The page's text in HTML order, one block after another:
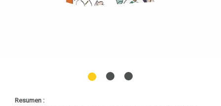
Resumen :